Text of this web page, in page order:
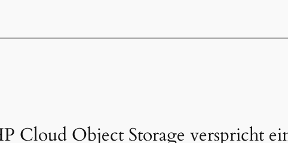
Cloud Object Storage verspricht